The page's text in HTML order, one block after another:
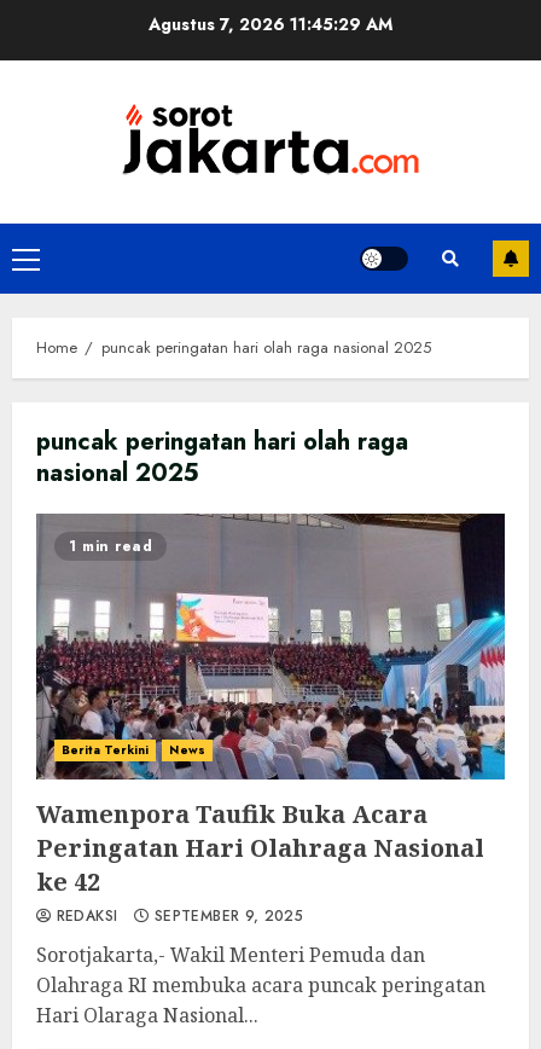
Agustus 7, 2026 11:45:29 AM
Primary
Menu
Home puncak peringatan hari olah raga nasional 2025
puncak peringatan hari olah raga
nasional 2025
1 min read
Berita Terkini News
Wamenpora Taufik Buka Acara
Peringatan Hari Olahraga Nasional
ke 42
REDAKSI SEPTEMBER 9, 2025
Sorotjakarta,- Wakil Menteri Pemuda dan
Olahraga RI membuka acara puncak peringatan
Hari Olaraga Nasional...